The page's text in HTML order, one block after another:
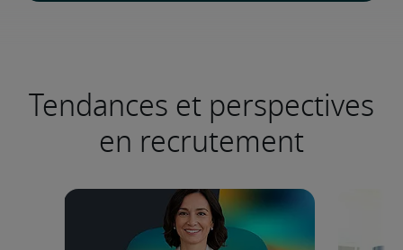
Tendances et perspectives
en recrutement